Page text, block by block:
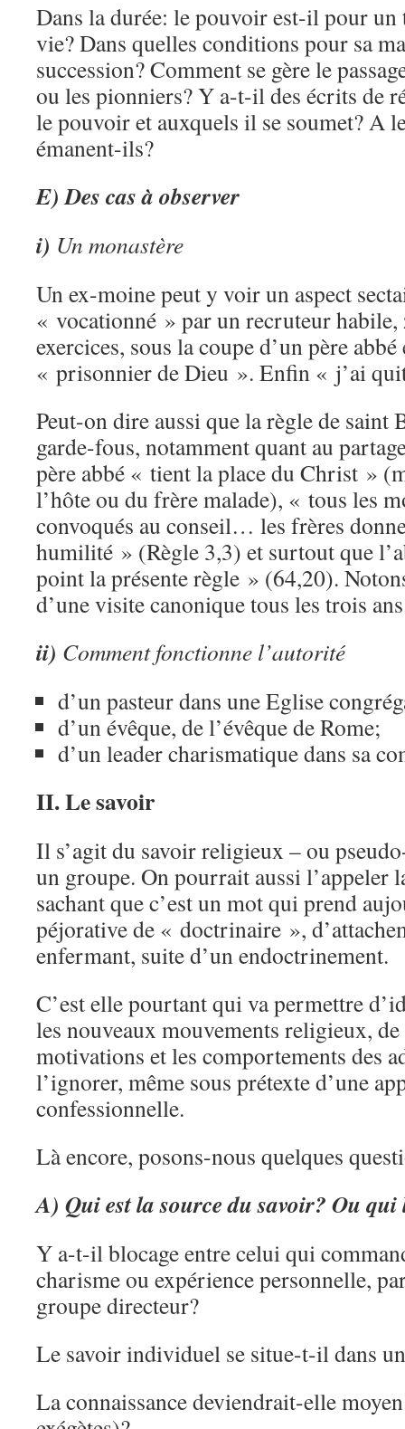
Dans la durée: le pouvoir est-il pour un
vie? Dans quelles conditions pour sa
succession? Comment se gère le
ou les pionniers? Y a-t-il des écrits de
le pouvoir et auxquels il se soumet? A
émanent-ils?
E) Des cas à observer
i) Un monastère
Un ex-moine peut y voir un aspect
« vocationné » par un recruteur
exercices, sous la coupe d’un père
« prisonnier de Dieu ». Enfin « j’ai
Peut-on dire aussi que la règle de saint
garde-fous, notamment quant au
père abbé « tient la place du Christ »
l’hôte ou du frère malade), « tous les
convoqués au conseil… les frères
humilité » (Règle 3,3) et surtout que
point la présente règle » (64,20).
d’une visite canonique tous les trois
ii) Comment fonctionne l’autorité
d’un pasteur dans une Eglise
d’un évêque, de l’évêque de Rome;
d’un leader charismatique dans sa
II. Le savoir
Il s’agit du savoir religieux – ou
un groupe. On pourrait aussi l’appeler
sachant que c’est un mot qui prend
péjorative de « doctrinaire »,
enfermant, suite d’un endoctrinement.
C’est elle pourtant qui va permettre
les nouveaux mouvements religieux,
motivations et les comportements des
l’ignorer, même sous prétexte d’une
confessionnelle.
Là encore, posons-nous quelques
A) Qui est la source du savoir? Ou qui
Y a-t-il blocage entre celui qui
charisme ou expérience personnelle,
groupe directeur?
Le savoir individuel se situe-t-il dans
La connaissance deviendrait-elle